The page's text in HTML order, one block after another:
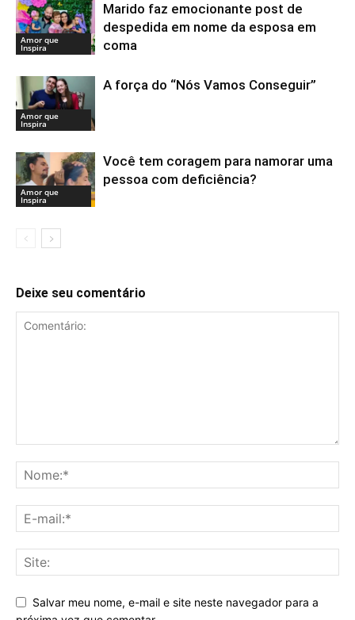
Amor que
Inspira
Marido faz emocionante post de
despedida em nome da esposa em
coma
Amor que
Inspira
A força do “Nós Vamos Conseguir”
Amor que
Inspira
Você tem coragem para namorar uma
pessoa com deficiência?
Deixe seu comentário
Salvar meu nome, e-mail e site neste navegador para a